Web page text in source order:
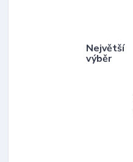
Největší
výběr